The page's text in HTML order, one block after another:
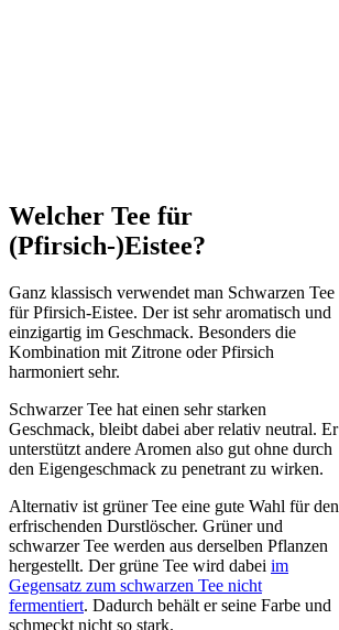
Welcher Tee für
(Pfirsich-)Eistee?
Ganz klassisch verwendet man Schwarzen Tee
für Pfirsich-Eistee. Der ist sehr aromatisch und
einzigartig im Geschmack. Besonders die
Kombination mit Zitrone oder Pfirsich
harmoniert sehr.
Schwarzer Tee hat einen sehr starken
Geschmack, bleibt dabei aber relativ neutral. Er
unterstützt andere Aromen also gut ohne durch
den Eigengeschmack zu penetrant zu wirken.
Alternativ ist grüner Tee eine gute Wahl für den
erfrischenden Durstlöscher. Grüner und
schwarzer Tee werden aus derselben Pflanzen
hergestellt. Der grüne Tee wird dabei im
Gegensatz zum schwarzen Tee nicht
fermentiert. Dadurch behält er seine Farbe und
schmeckt nicht so stark.